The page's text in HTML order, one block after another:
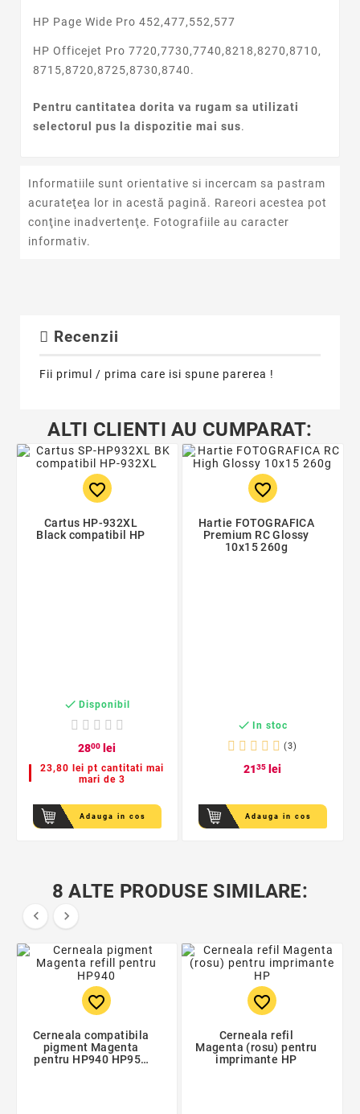
HP Page Wide Pro 452,477,552,577
HP Officejet Pro 7720,7730,7740,8218,8270,8710,
8715,8720,8725,8730,8740.
Pentru cantitatea dorita va rugam sa utilizati
selectorul pus la dispozitie mai sus.
Informatiile sunt orientative si incercam sa pastram
acurateţea lor in acestă pagină. Rareori acestea pot
conţine inadvertenţe. Fotografiile au caracter
informativ.
Recenzii
Fii primul / prima care isi spune parerea !
ALTI CLIENTI AU CUMPARAT:
favorite_border
Cartus HP-932XL
Black compatibil HP
 Disponibil
2800 lei
23,80 lei pt cantitati mai
mari de 3
Adauga in cos
favorite_border
Hartie FOTOGRAFICA
Premium RC Glossy
10x15 260g
 In stoc
(3)
2135 lei
Adauga in cos
8 ALTE PRODUSE SIMILARE:
 
favorite_border
Cerneala compatibila
pigment Magenta
pentru HP940 HP950
favorite_border
Cerneala refil
Magenta (rosu) pentru
imprimante HP